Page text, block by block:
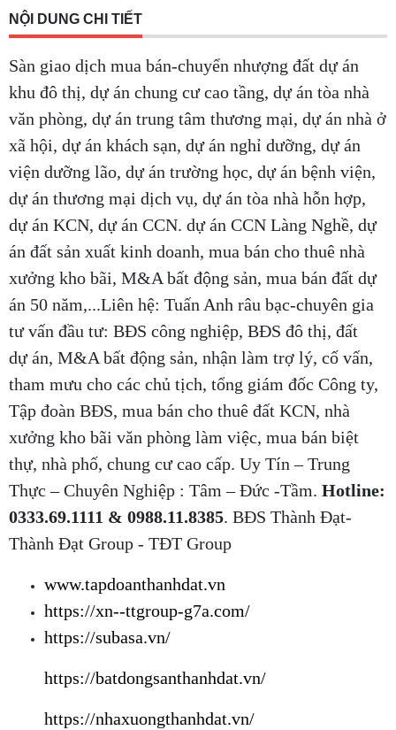
Cần thuê MBKD tại Phường Kim Liên
Cần thuê MBKD tại Phường Bạch Mai
NỘI DUNG CHI TIẾT
Sàn giao dịch mua bán-chuyển nhượng đất dự án
khu đô thị, dự án chung cư cao tầng, dự án tòa nhà
văn phòng, dự án trung tâm thương mại, dự án nhà ở
xã hội, dự án khách sạn, dự án nghỉ dưỡng, dự án
viện dưỡng lão, dự án trường học, dự án bệnh viện,
dự án thương mại dịch vụ, dự án tòa nhà hỗn hợp,
dự án KCN, dự án CCN. dự án CCN Làng Nghề, dự
án đất sản xuất kinh doanh, mua bán cho thuê nhà
xưởng kho bãi, M&A bất động sản, mua bán đất dự
án 50 năm,...Liên hệ: Tuấn Anh râu bạc-chuyên gia
tư vấn đầu tư: BĐS công nghiệp, BĐS đô thị, đất
dự án, M&A bất động sản, nhận làm trợ lý, cố vấn,
tham mưu cho các chủ tịch, tổng giám đốc Công ty,
Tập đoàn BĐS, mua bán cho thuê đất KCN, nhà
xưởng kho bãi văn phòng làm việc, mua bán biệt
thự, nhà phố, chung cư cao cấp. Uy Tín – Trung
Thực – Chuyên Nghiệp : Tâm – Đức -Tầm. Hotline:
0333.69.1111 & 0988.11.8385. BĐS Thành Đạt-
Thành Đạt Group - TĐT Group
www.tapdoanthanhdat.vn
https://xn--ttgroup-g7a.com/
https://subasa.vn/
https://batdongsanthanhdat.vn/
https://nhaxuongthanhdat.vn/